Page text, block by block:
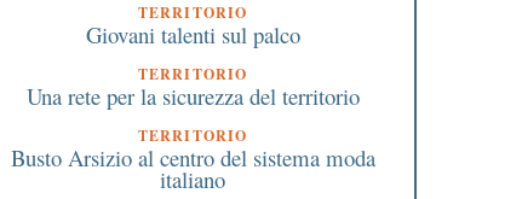
TERRITORIO
Giovani talenti sul palco
TERRITORIO
Una rete per la sicurezza del territorio
TERRITORIO
Busto Arsizio al centro del sistema moda
italiano